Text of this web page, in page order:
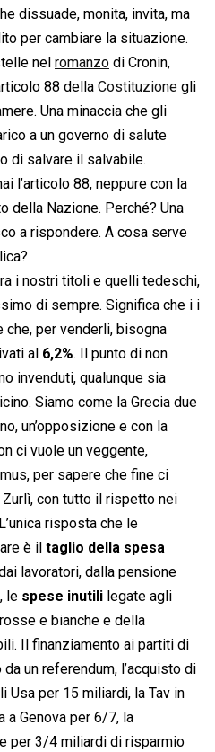
dissuade, monita, invita, ma
per cambiare la situazione.
nel romanzo di Cronin,
88 della Costituzione gli
Una minaccia che gli
a un governo di salute
di salvare il salvabile.
l’articolo 88, neppure con la
della Nazione. Perché? Una
a rispondere. A cosa serve
i nostri titoli e quelli tedeschi,
di sempre. Significa che i i
che, per venderli, bisogna
al 6,2%. Il punto di non
invenduti, qualunque sia
Siamo come la Grecia due
un’opposizione e con la
ci vuole un veggente,
per sapere che fine ci
Zurlì, con tutto il rispetto nei
risposta che le
è il taglio della spesa
lavoratori, dalla pensione
le spese inutili legate agli
e bianche e della
Il finanziamento ai partiti di
un referendum, l’acquisto di
Usa per 15 miliardi, la Tav in
a Genova per 6/7, la
per 3/4 miliardi di risparmio